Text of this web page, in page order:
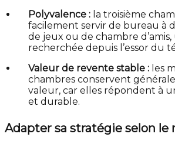
Polyvalence : la troisième
facilement servir de bureau à
de jeux ou de chambre
recherchée depuis l’essor du
Valeur de revente stable : les
chambres conservent
valeur, car elles répondent à
et durable.
Adapter sa stratégie selon le